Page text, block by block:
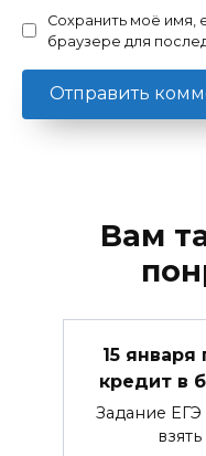
Сохранить моё имя,
браузере для
Вам
15 января
кредит в
Задание ЕГЭ